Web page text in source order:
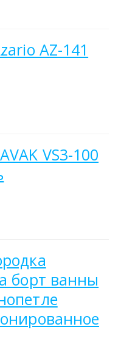
AZ-141
VS3-100
борт ванны